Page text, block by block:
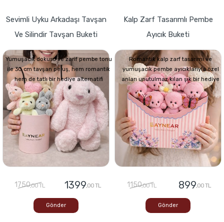
Sevimli Uyku Arkadaşı Tavşan
Ve Silindir Tavşan Buketi
Yumuşacık dokusu ve zarif pembe tonu
ile 30 cm tavşan peluş, hem romantik
hem de tatlı bir hediye alternatifi
1750,00 TL 1399,00 TL
Gönder
Kalp Zarf Tasarımlı Pembe
Ayıcık Buketi
Romantik kalp zarf tasarımı ve
yumuşacık pembe ayıcıklarıyla özel
anları unutulmaz kılan şık bir hediye
1150,00 TL 899,00 TL
Gönder